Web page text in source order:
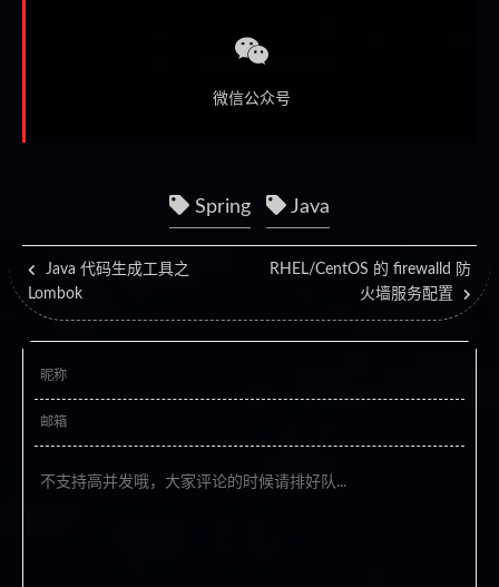
微信公众号
Spring Java
Java 代码生成工具之
Lombok
RHEL/CentOS 的 firewalld 防
火墙服务配置